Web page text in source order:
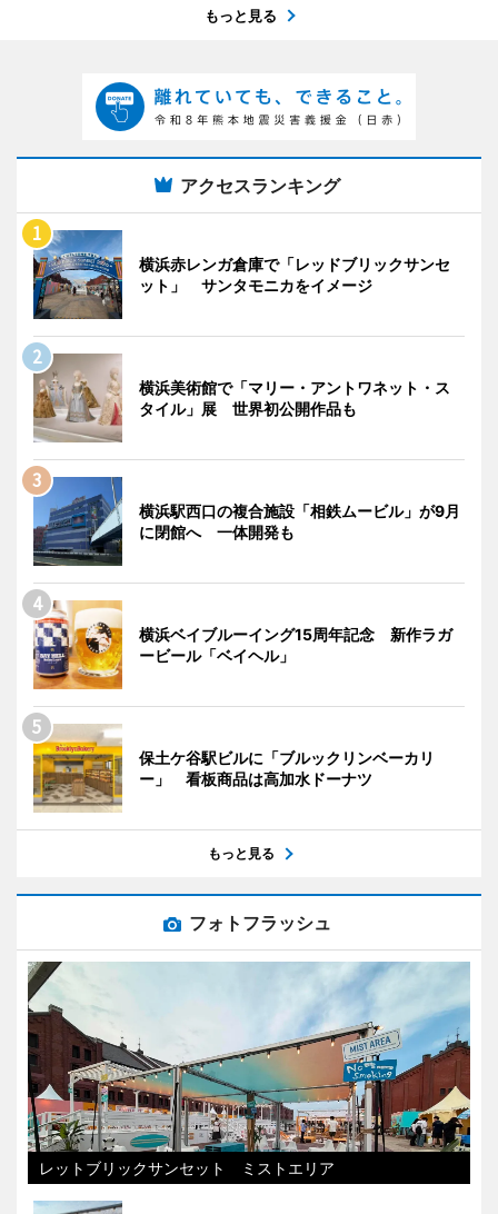
もっと見る
アクセスランキング
横浜赤レンガ倉庫で「レッドブリックサンセ
ット」 サンタモニカをイメージ
横浜美術館で「マリー・アントワネット・ス
タイル」展 世界初公開作品も
横浜駅西口の複合施設「相鉄ムービル」が9月
に閉館へ 一体開発も
横浜ベイブルーイング15周年記念 新作ラガ
ービール「ベイヘル」
保土ケ谷駅ビルに「ブルックリンベーカリ
ー」 看板商品は高加水ドーナツ
もっと見る
フォトフラッシュ
レットブリックサンセット ミストエリア